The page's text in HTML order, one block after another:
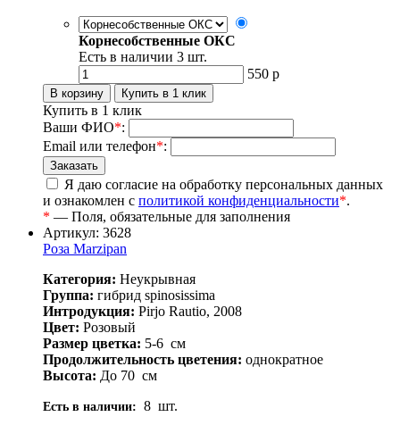
Корнесобственные ОКС
Есть в наличии 3 шт.
550 р
Купить в 1 клик
Ваши ФИО*:
Email или телефон*:
Я даю согласие на обработку персональных данных
и ознакомлен с политикой конфиденциальности*.
* — Поля, обязательные для заполнения
Артикул: 3628
Роза Marzipan
Категория: Неукрывная
Группа: гибрид spinosissima
Интродукция: Pirjo Rautio, 2008
Цвет: Розовый
Размер цветка: 5-6 см
Продолжительность цветения: однократное
Высота: До 70 см
Есть в наличии: 8 шт.